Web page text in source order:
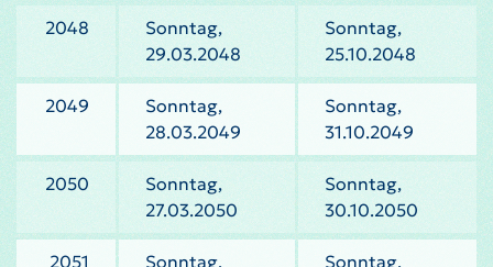
2048
Sonntag,
29.03.2048
Sonntag,
25.10.2048
2049
Sonntag,
28.03.2049
Sonntag,
31.10.2049
2050
Sonntag,
27.03.2050
Sonntag,
30.10.2050
2051
Sonntag,
Sonntag,